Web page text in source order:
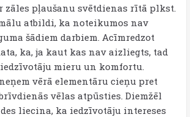
zāles pļaušanu svētdienas rītā plkst.
atbildi, ka noteikumos nav
šādiem darbiem. Acīmredzot
ka, ja kaut kas nav aizliegts, tad
mieru un komfortu.
vērā elementāru cieņu pret
vēlas atpūsties. Diemžēl
liecina, ka iedzīvotāju intereses